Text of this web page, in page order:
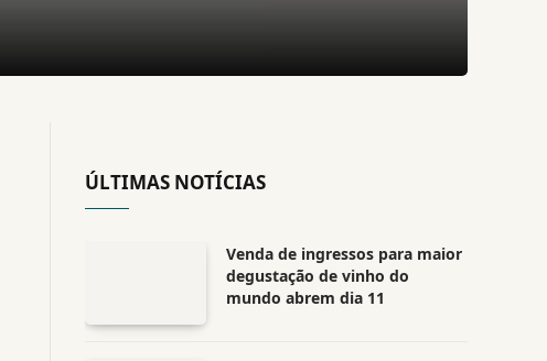
ÚLTIMAS NOTÍCIAS
Venda de ingressos para maior
degustação de vinho do
mundo abrem dia 11